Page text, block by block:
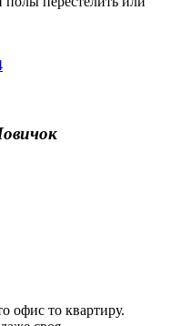
офис то квартиру.